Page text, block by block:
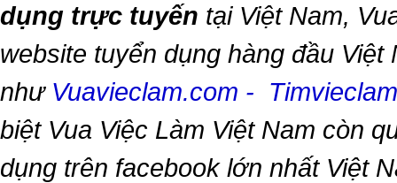
dụng trực tuyến tại Việt Nam,
website tuyển dụng hàng đầu Việt
như Vuavieclam.com -
biệt Vua Việc Làm Việt Nam còn
dụng trên facebook lớn nhất Việt